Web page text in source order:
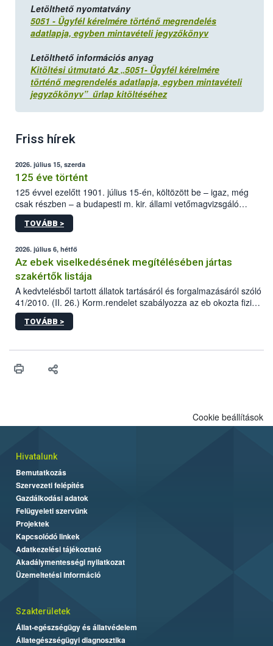
Letölthető nyomtatvány
5051 - Ügyfél kérelmére történő megrendelés
adatlapja, egyben mintavételi jegyzőkönyv
Letölthető információs anyag
Kitöltési útmutató Az „5051- Ügyfél kérelmére
történő megrendelés adatlapja, egyben mintavételi
jegyzőkönyv” űrlap kitöltéséhez
Friss hírek
2026. július 15, szerda
125 éve történt
125 évvel ezelőtt 1901. július 15-én, költözött be – igaz, még
csak részben – a budapesti m. kir. állami vetőmagvizsgáló
állomás a Kis Rókus utca 15. szám alatti, Czigler Győző által
tervezett új épületébe.
TOVÁBB >
2026. július 6, hétfő
Az ebek viselkedésének megítélésében jártas
szakértők listája
A kedvtelésből tartott állatok tartásáról és forgalmazásáról szóló
41/2010. (II. 26.) Korm.rendelet szabályozza az eb okozta fizikai
sérülés, illetve ennek veszélye keletkezésekor felmerülő
hatósági feladatokat, valamint a veszélyes eb tartását és annak
vonni az ebek viselkedésének megítélésében jártas szakértőt.
TOVÁBB >
Cookie beállítások
Hivatalunk
Bemutatkozás
Szervezeti felépítés
Gazdálkodási adatok
Felügyeleti szervünk
Projektek
Kapcsolódó linkek
Adatkezelési tájékoztató
Akadálymentességi nyilatkozat
Üzemeltetési információ
Szakterületek
Állat-egészségügy és állatvédelem
Állategészségügyi diagnosztika